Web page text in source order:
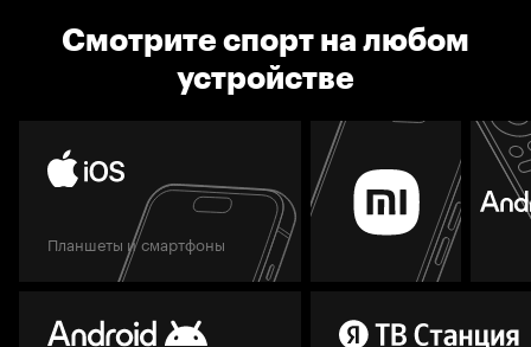
Смотрите спорт на любом
устройстве
Планшеты и смартфоны